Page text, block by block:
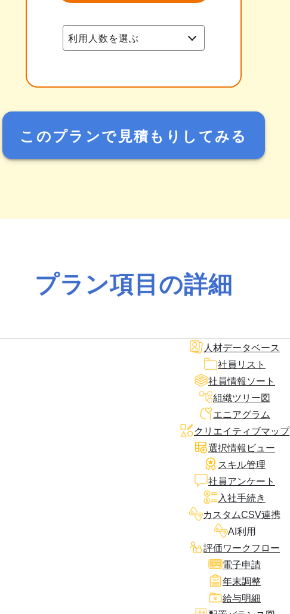
このプランで見積もりしてみる
プラン項目の詳細
人材データベース
社員リスト
社員情報ソート
組織ツリー図
エニアグラム
クリエイティブマップ
選択情報ビュー
スキル管理
社員アンケート
入社手続き
カスタムCSV連携
AI利用
評価ワークフロー
電子申請
年末調整
給与明細